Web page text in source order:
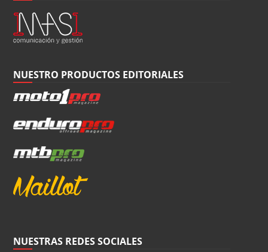
NUESTRO PRODUCTOS EDITORIALES
NUESTRAS REDES SOCIALES